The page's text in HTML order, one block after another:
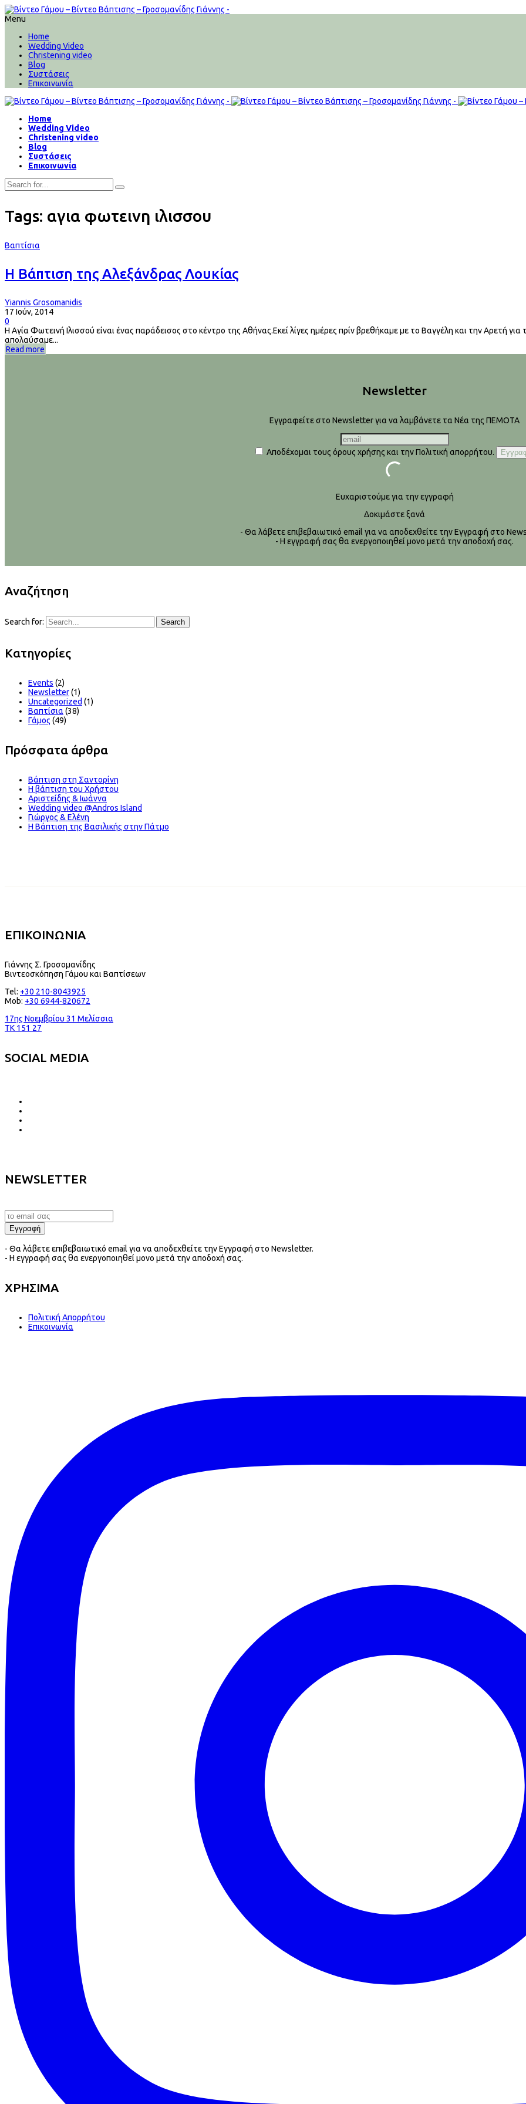
Menu
Home
Wedding Video
Christening video
Blog
Συστάσεις
Επικοινωνία
Home
Wedding Video
Christening video
Blog
Συστάσεις
Επικοινωνία
Tags: αγια φωτεινη ιλισσου
Βαπτίσια
H Bάπτιση της Αλεξάνδρας Λουκίας
Yiannis Grosomanidis
17 Ιούν, 2014
0
Η Αγία Φωτεινή Ιλισσού είναι ένας παράδεισος στο κέντρο της Αθήνας.Εκεί λίγες ημέρες πρίν βρεθήκαμε με το Βαγγέλη και την Αρετή
απολαύσαμε...
Read more
Newsletter
Εγγραφείτε στο Newsletter για να λαμβάνετε τα Νέα της ΠΕΜΟΤΑ
Αποδέχομαι τους όρους χρήσης και την Πολιτική απορρήτου.
Ευχαριστούμε για την εγγραφή
Δοκιμάστε ξανά
- Θα λάβετε επιβεβαιωτικό email για να αποδεχθείτε την Εγγραφή στο
- Η εγγραφή σας θα ενεργοποιηθεί μονο μετά την αποδοχή σας.
Αναζήτηση
Search for: Search
Kατηγορίες
Events (2)
Newsletter(1)
Uncategorized (1)
Βαπτίσια (38)
Γάμος (49)
Πρόσφατα άρθρα
Βάπτιση στη Σαντορίνη
Η βάπτιση του Χρήστου
Αριστείδης & Ιωάννα
Wedding video @Andros Island
Γιώργος & Ελένη
Η Βάπτιση της Βασιλικής στην Πάτμο
ΕΠΙΚΟΙΝΩΝΙΑ
Γιάννης Σ. Γροσομανίδης
Βιντεοσκόπηση Γάμου και Βαπτίσεων
Tel: +30 210-8043925
Mob: +30 6944-820672
17ης Νοεμβρίου 31 Μελίσσια
TK 151 27
SOCIAL MEDIA
NEWSLETTER
- Θα λάβετε επιβεβαιωτικό email για να αποδεχθείτε την Εγγραφή στο Newsletter.
- Η εγγραφή σας θα ενεργοποιηθεί μονο μετά την αποδοχή σας.
ΧΡΗΣΙΜΑ
Πολιτική Απορρήτου
Επικοινωνία